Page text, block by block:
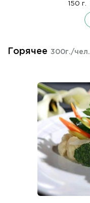
150 г.
Горячее 300г./чел.